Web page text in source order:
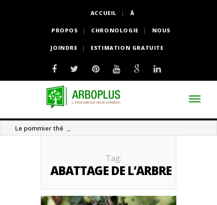
ACCUEIL À
PROPOS CHRONOLOGIE NOUS
JOINDRE ESTIMATION GRATUITE
Le pommier thé
Tag:
ABATTAGE DE L’ARBRE